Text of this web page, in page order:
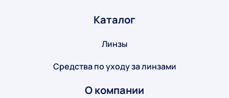
Каталог
Линзы
Средства по уходу за линзами
О компании